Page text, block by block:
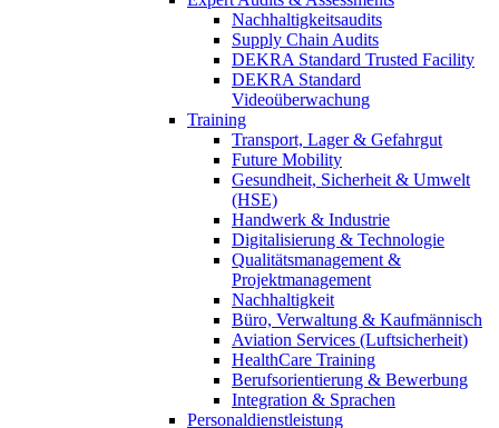
Nachhaltigkeitsaudits
Supply Chain Audits
DEKRA Standard Trusted Facility
DEKRA Standard
Videoüberwachung
Training
Transport, Lager & Gefahrgut
Future Mobility
Gesundheit, Sicherheit & Umwelt
(HSE)
Handwerk & Industrie
Digitalisierung & Technologie
Qualitätsmanagement &
Projektmanagement
Nachhaltigkeit
Büro, Verwaltung & Kaufmännisch
Aviation Services (Luftsicherheit)
HealthCare Training
Berufsorientierung & Bewerbung
Integration & Sprachen
Personaldienstleistung